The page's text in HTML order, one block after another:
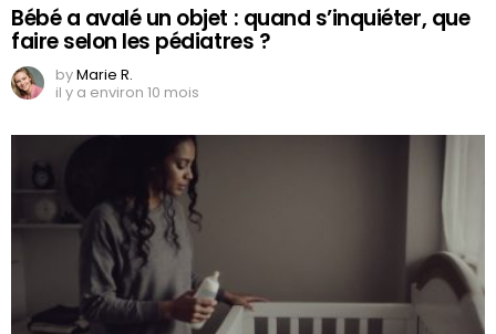
Bébé a avalé un objet : quand s’inquiéter, que
faire selon les pédiatres ?
byMarie R.
il y a environ 10 mois